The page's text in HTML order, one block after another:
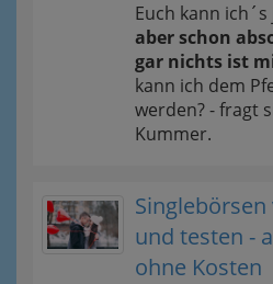
Euch kann ich´s
aber schon
gar nichts ist
kann ich dem
werden? - fragt
Kummer.
und testen -
ohne Kosten